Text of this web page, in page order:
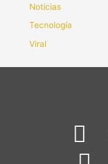
Noticias
Tecnología
Viral